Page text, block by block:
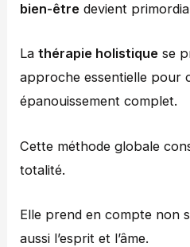
bien-être devient
Lathérapie holistique se
approche essentielle pour
épanouissement complet.
Cette méthode globale
totalité.
Elle prend en compte non
aussi l’esprit et l’âme.